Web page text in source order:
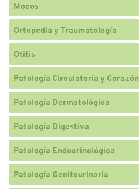
Mocos
Ortopedia y Traumatología
Otitis
Patología Circulatoria y Corazón
Patología Dermatológica
Patología Digestiva
Patología Endocrinológica
Patología Genitourinaria